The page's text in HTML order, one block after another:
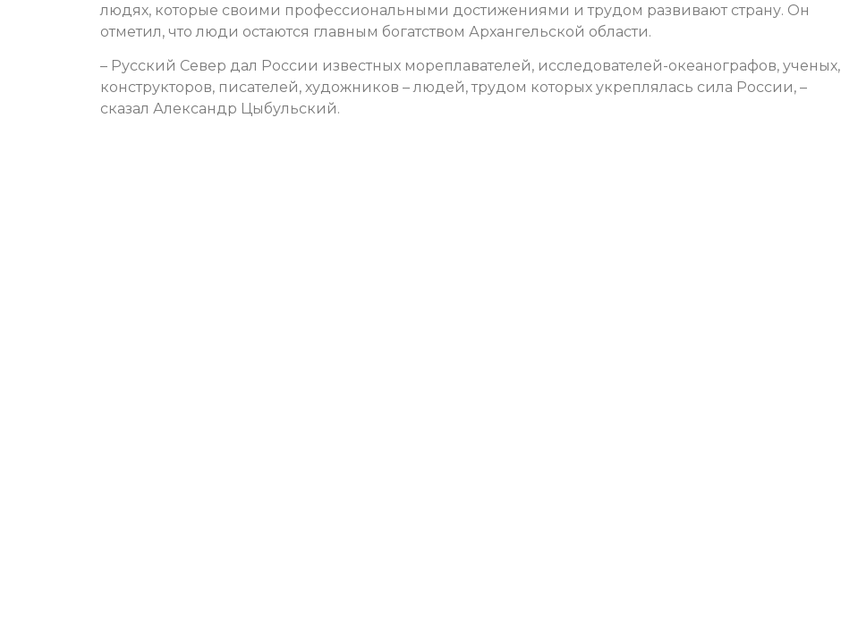
людях, которые своими профессиональными достижениями и трудом развивают страну. Он
отметил, что люди остаются главным богатством Архангельской области.
– Русский Север дал России известных мореплавателей, исследователей-океанографов, ученых,
конструкторов, писателей, художников – людей, трудом которых укреплялась сила России, –
сказал Александр Цыбульский.